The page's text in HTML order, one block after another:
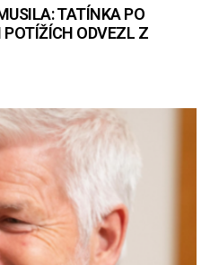
TATÍNKA PO
ODVEZL Z